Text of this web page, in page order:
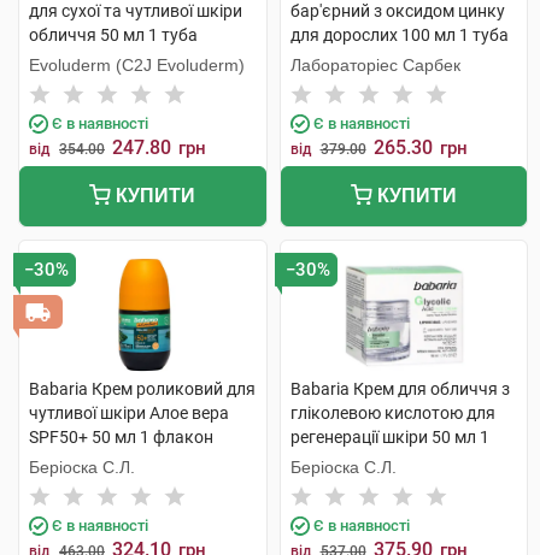
для сухої та чутливої шкіри
обличчя 50 мл 1 туба
Evoluderm (C2J Evoluderm)
Є в наявності
від 354.00 247.80 грн
КУПИТИ
бар'єрний з оксидом цинку
для дорослих 100 мл 1 туба
Лабораторіес Сарбек
Є в наявності
від 379.00 265.30 грн
КУПИТИ
−30%
Babaria Крем роликовий для
чутливої шкіри Алое вера
SPF50+ 50 мл 1 флакон
Беріоска С.Л.
Є в наявності
від 463.00 324.10 грн
−30%
Babaria Крем для обличчя з
гліколевою кислотою для
регенерації шкіри 50 мл 1
банка
Беріоска С.Л.
Є в наявності
від 537.00 375.90 грн